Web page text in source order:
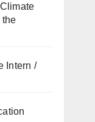
the
Intern /